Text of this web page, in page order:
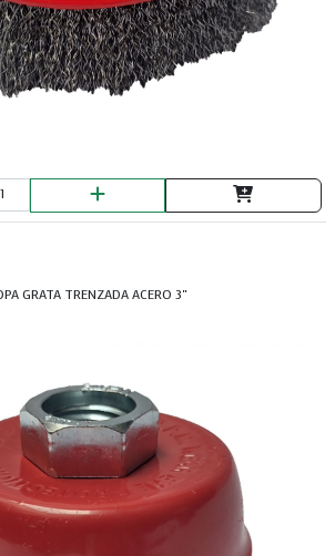
GRATA TRENZADA ACERO 3"